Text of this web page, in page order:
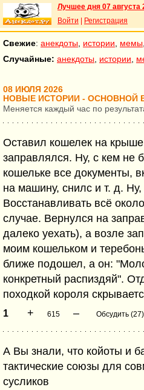
Лучшее дня 07 августа
Войти
Регистрация
Свежие: анекдоты истории мемы
Случайные: анекдоты истории
08 ИЮЛЯ 2026
НОВЫЕ ИСТОРИИ - ОСНОВНОЙ
Меняется каждый час по
Оставил кошелек на
заправлялся. Ну, с кем не
кошельке все документы,
на машину, снилс и т. д.
Восстанавливать всё
случае. Вернулся на
далеко уехать), а возле
моим кошельком и
ближе подошел, а он:
конкретный распиздяй".
походкой короля
1 + 615 – Обсудить (27)
А Вы знали, что койоты и
тактические союзы для
сусликов